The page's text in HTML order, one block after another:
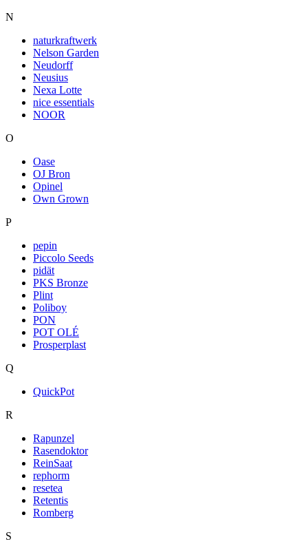
N
naturkraftwerk
Nelson Garden
Neudorff
Neusius
Nexa Lotte
nice essentials
NOOR
O
Oase
OJ Bron
Opinel
Own Grown
P
pepin
Piccolo Seeds
pidät
PKS Bronze
Plint
Poliboy
PON
POT OLÉ
Prosperplast
Q
QuickPot
R
Rapunzel
Rasendoktor
ReinSaat
rephorm
resetea
Retentis
Romberg
S